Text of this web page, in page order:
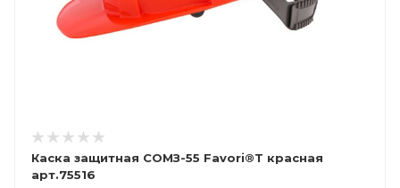
Каска защитная СОМЗ-55 Favori®T красная
арт.75516